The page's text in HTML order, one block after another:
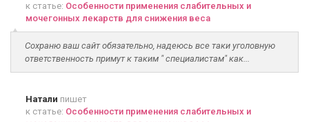
к статье: Особенности применения слабительных и
мочегонных лекарств для снижения веса
Сохраню ваш сайт обязательно, надеюсь все таки уголовную
ответственность примут к таким " специалистам" как...
Натали пишет
к статье: Особенности применения слабительных и